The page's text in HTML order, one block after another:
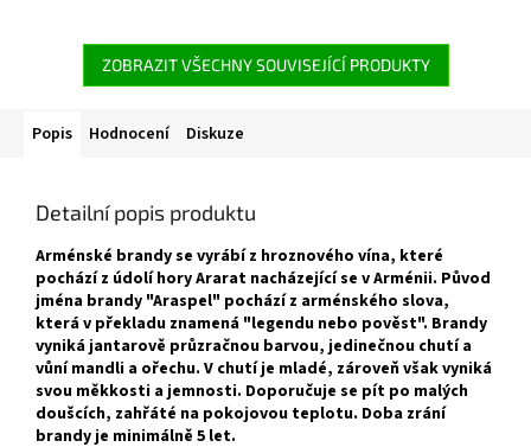
ZOBRAZIT VŠECHNY SOUVISEJÍCÍ PRODUKTY
Popis Hodnocení Diskuze
Detailní popis produktu
Arménské brandy se vyrábí z hroznového vína, které
pochází z údolí hory Ararat nacházející se v Arménii. Původ
jména brandy "Araspel" pochází z arménského slova,
která v překladu znamená "legendu nebo pověst". Brandy
vyniká jantarově průzračnou barvou, jedinečnou chutí a
vůní mandli a ořechu. V chutí je mladé, zároveň však vyniká
svou měkkosti a jemnosti. Doporučuje se pít po malých
doušcích, zahřáté na pokojovou teplotu. Doba zrání
brandy je minimálně 5 let.